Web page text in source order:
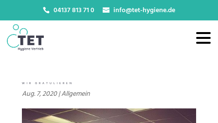
04137 813 71 0 info@tet-hygiene.de
WIR GRATULIEREN
Aug. 7, 2020|Allgemein